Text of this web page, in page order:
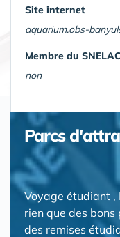
Site internet
aquarium.obs-
Membre du SNELAC
non
Parcs
Voyage étudiant ,
rien que des
des remises